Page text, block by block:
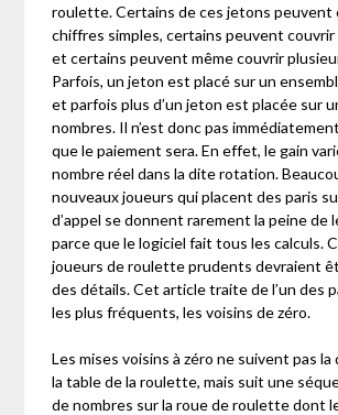
roulette. Certains de ces jetons peuvent
chiffres simples, certains peuvent couvrir
et certains peuvent même couvrir
Parfois, un jeton est placé sur un
et parfois plus d’un jeton est placée sur
nombres. Il n’est donc pas
que le paiement sera. En effet, le gain
nombre réel dans la dite rotation.
nouveaux joueurs qui placent des paris
d’appel se donnent rarement la peine de
parce que le logiciel fait tous les calculs.
joueurs de roulette prudents devraient
des détails. Cet article traite de l’un des
les plus fréquents, les voisins de zéro.
Les mises voisins à zéro ne suivent pas
la table de la roulette, mais suit une
de nombres sur la roue de roulette dont